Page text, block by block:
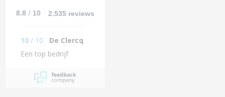
8.8 / 10 2.535 reviews
10 / 10
De Clercq
Een top bedrijf